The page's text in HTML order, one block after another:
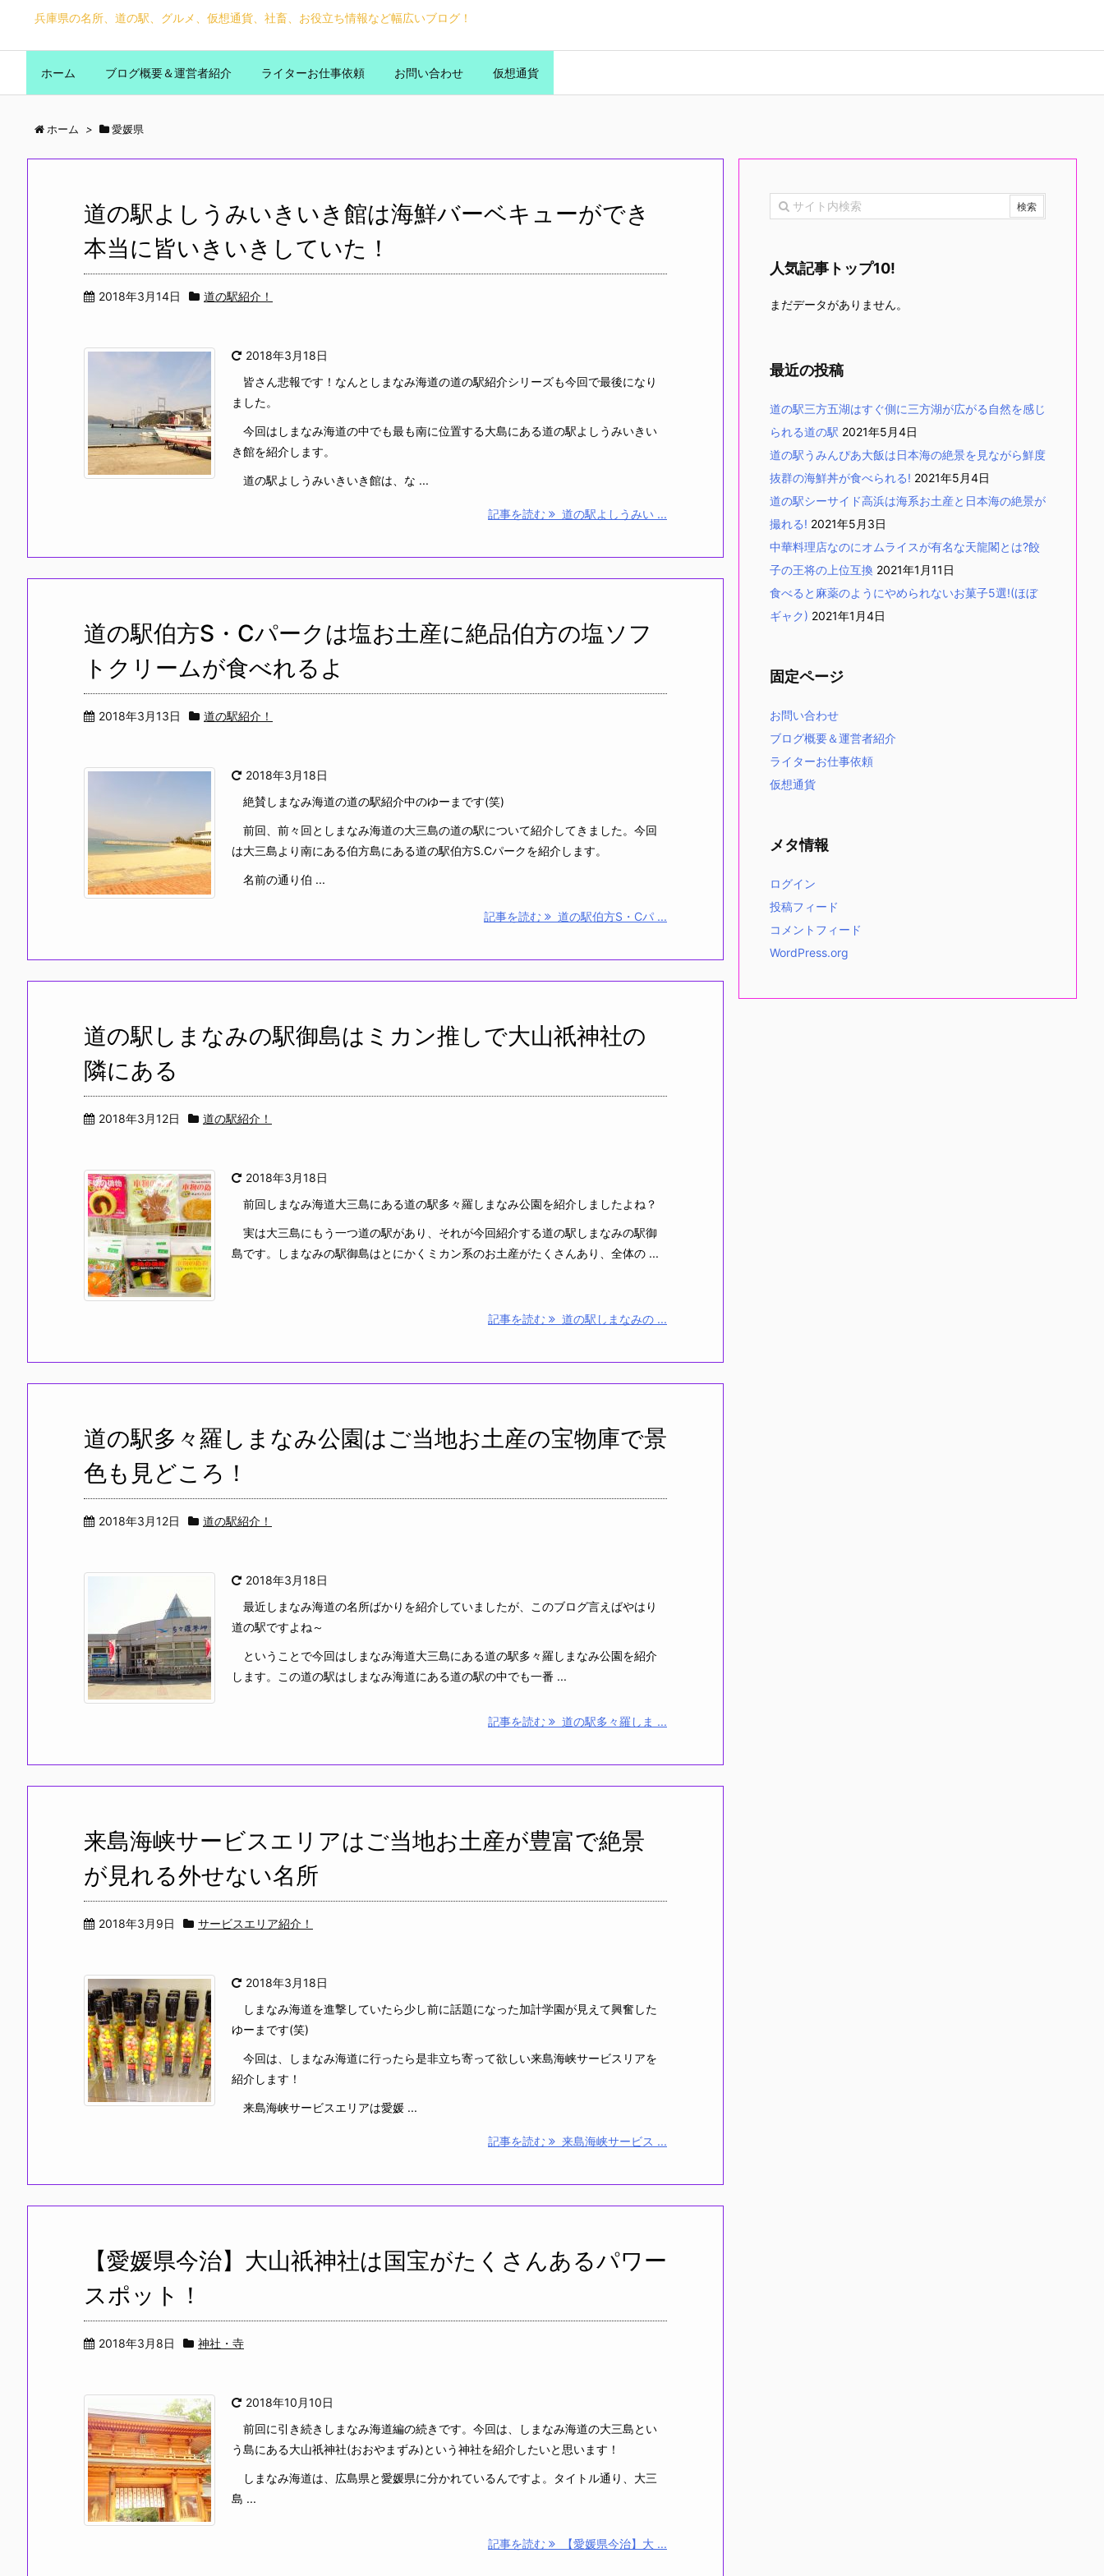
兵庫県の名所、道の駅、グルメ、仮想通貨、社畜、お役立ち情報など幅広いブログ！
ホーム ブログ概要＆運営者紹介 ライターお仕事依頼 お問い合わせ 仮想通貨
ホーム > 愛媛県
道の駅よしうみいきいき館は海鮮バーベキューができ
本当に皆いきいきしていた！
2018年3月14日 道の駅紹介！
2018年3月18日
皆さん悲報です！なんとしまなみ海道の道の駅紹介シリーズも今回で最後になり
ました。
今回はしまなみ海道の中でも最も南に位置する大島にある道の駅よしうみいきい
き館を紹介します。
道の駅よしうみいきいき館は、な ...
記事を読む 道の駅よしうみい ...
道の駅伯方S・Cパークは塩お土産に絶品伯方の塩ソフ
トクリームが食べれるよ
2018年3月13日 道の駅紹介！
2018年3月18日
絶賛しまなみ海道の道の駅紹介中のゆーまです(笑)
前回、前々回としまなみ海道の大三島の道の駅について紹介してきました。今回
は大三島より南にある伯方島にある道の駅伯方S.Cパークを紹介します。
名前の通り伯 ...
記事を読む 道の駅伯方S・Cパ ...
道の駅しまなみの駅御島はミカン推しで大山祇神社の
隣にある
2018年3月12日 道の駅紹介！
2018年3月18日
前回しまなみ海道大三島にある道の駅多々羅しまなみ公園を紹介しましたよね？
実は大三島にもう一つ道の駅があり、それが今回紹介する道の駅しまなみの駅御
島です。しまなみの駅御島はとにかくミカン系のお土産がたくさんあり、全体の ...
記事を読む 道の駅しまなみの ...
道の駅多々羅しまなみ公園はご当地お土産の宝物庫で景
色も見どころ！
2018年3月12日 道の駅紹介！
2018年3月18日
最近しまなみ海道の名所ばかりを紹介していましたが、このブログ言えばやはり
道の駅ですよね～
ということで今回はしまなみ海道大三島にある道の駅多々羅しまなみ公園を紹介
します。この道の駅はしまなみ海道にある道の駅の中でも一番 ...
記事を読む 道の駅多々羅しま ...
来島海峡サービスエリアはご当地お土産が豊富で絶景
が見れる外せない名所
2018年3月9日 サービスエリア紹介！
2018年3月18日
しまなみ海道を進撃していたら少し前に話題になった加計学園が見えて興奮した
ゆーまです(笑)
今回は、しまなみ海道に行ったら是非立ち寄って欲しい来島海峡サービスリアを
紹介します！
来島海峡サービスエリアは愛媛 ...
記事を読む 来島海峡サービス ...
【愛媛県今治】大山祇神社は国宝がたくさんあるパワー
スポット！
2018年3月8日 神社・寺
2018年10月10日
前回に引き続きしまなみ海道編の続きです。今回は、しまなみ海道の大三島とい
う島にある大山祇神社(おおやまずみ)という神社を紹介したいと思います！
しまなみ海道は、広島県と愛媛県に分かれているんですよ。タイトル通り、大三
島 ...
記事を読む 【愛媛県今治】大 ...
人気記事トップ10!
まだデータがありません。
最近の投稿
道の駅三方五湖はすぐ側に三方湖が広がる自然を感じ
られる道の駅 2021年5月4日
道の駅うみんぴあ大飯は日本海の絶景を見ながら鮮度
抜群の海鮮丼が食べられる! 2021年5月4日
道の駅シーサイド高浜は海系お土産と日本海の絶景が
撮れる! 2021年5月3日
中華料理店なのにオムライスが有名な天龍閣とは?餃
子の王将の上位互換 2021年1月11日
食べると麻薬のようにやめられないお菓子5選!(ほぼ
ギャク) 2021年1月4日
固定ページ
お問い合わせ
ブログ概要＆運営者紹介
ライターお仕事依頼
仮想通貨
メタ情報
ログイン
投稿フィード
コメントフィード
WordPress.org